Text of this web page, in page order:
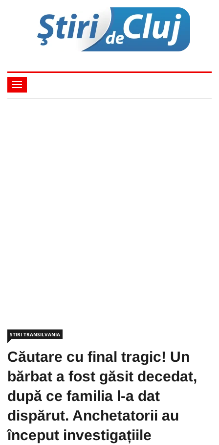
STIRI TRANSILVANIA
Căutare cu final tragic! Un
bărbat a fost găsit decedat,
după ce familia l-a dat
dispărut. Anchetatorii au
început investigațiile